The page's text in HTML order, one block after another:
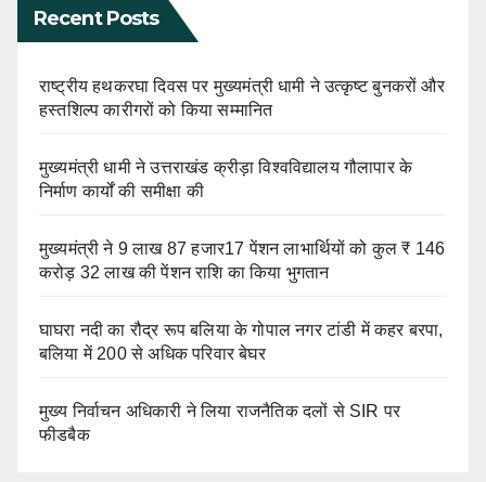
Recent Posts
राष्ट्रीय हथकरघा दिवस पर मुख्यमंत्री धामी ने उत्कृष्ट बुनकरों और
हस्तशिल्प कारीगरों को किया सम्मानित
मुख्यमंत्री धामी ने उत्तराखंड क्रीड़ा विश्वविद्यालय गौलापार के
निर्माण कार्यों की समीक्षा की
मुख्यमंत्री ने 9 लाख 87 हजार17 पेंशन लाभार्थियों को कुल ₹ 146
करोड़ 32 लाख की पेंशन राशि का किया भुगतान
घाघरा नदी का रौद्र रूप बलिया के गोपाल नगर टांडी में कहर बरपा,
बलिया में 200 से अधिक परिवार बेघर
मुख्य निर्वाचन अधिकारी ने लिया राजनैतिक दलों से SIR पर
फीडबैक